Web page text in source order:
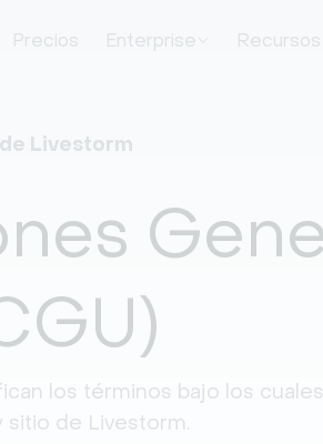
Precios Enterprise Recursos
Livestorm
los términos bajo los
sitio de Livestorm.